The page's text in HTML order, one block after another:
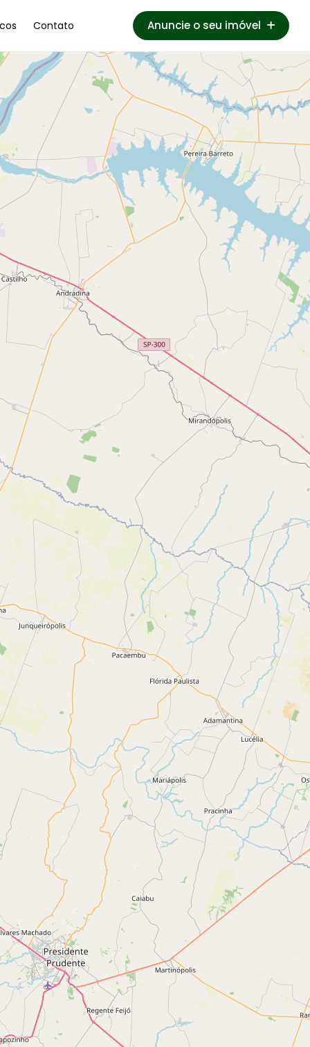
Contato Anuncie o seu imóvel